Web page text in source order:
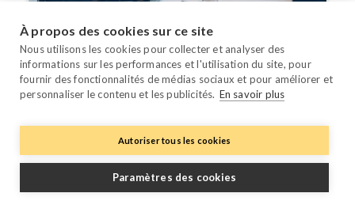
Optimiser Ses Revenus Se Lancer En Ligne
Google Hotel Ads : un levier puissant pour
booster vos réservations directes
utilisée au monde, Google Hotel Ads est une ...
À propos des cookies sur ce site
Nous utilisons les cookies pour collecter et analyser des
informations sur les performances et l'utilisation du site, pour
fournir des fonctionnalités de médias sociaux et pour améliorer et
personnaliser le contenu et les publicités. En savoir plus
Autoriser tous les cookies
Paramètres des cookies